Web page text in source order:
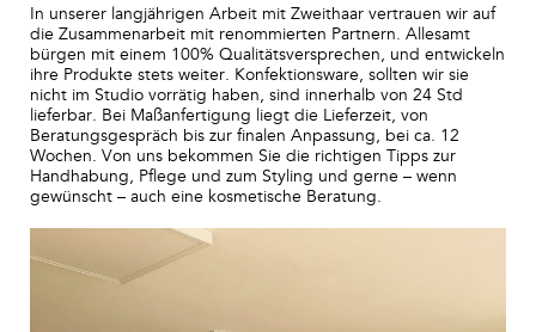
In unserer langjährigen Arbeit mit Zweithaar vertrauen wir auf
die Zusammenarbeit mit renommierten Partnern. Allesamt
bürgen mit einem 100% Qualitätsversprechen, und entwickeln
ihre Produkte stets weiter. Konfektionsware, sollten wir sie
nicht im Studio vorrätig haben, sind innerhalb von 24 Std
lieferbar. Bei Maßanfertigung liegt die Lieferzeit, von
Beratungsgespräch bis zur finalen Anpassung, bei ca. 12
Wochen. Von uns bekommen Sie die richtigen Tipps zur
Handhabung, Pflege und zum Styling und gerne – wenn
gewünscht – auch eine kosmetische Beratung.